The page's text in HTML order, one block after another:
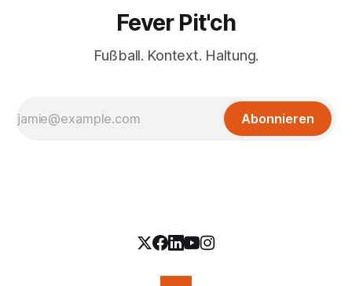
Fever Pit'ch
Fußball. Kontext. Haltung.
Abonnieren